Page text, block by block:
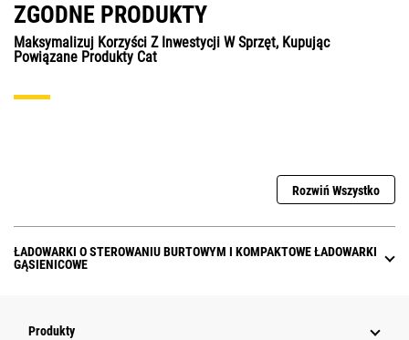
ZGODNE PRODUKTY
Maksymalizuj Korzyści Z Inwestycji W Sprzęt, Kupując
Powiązane Produkty Cat
Rozwiń Wszystko
ŁADOWARKI O STEROWANIU BURTOWYM I KOMPAKTOWE ŁADOWARKI
GĄSIENICOWE
Produkty